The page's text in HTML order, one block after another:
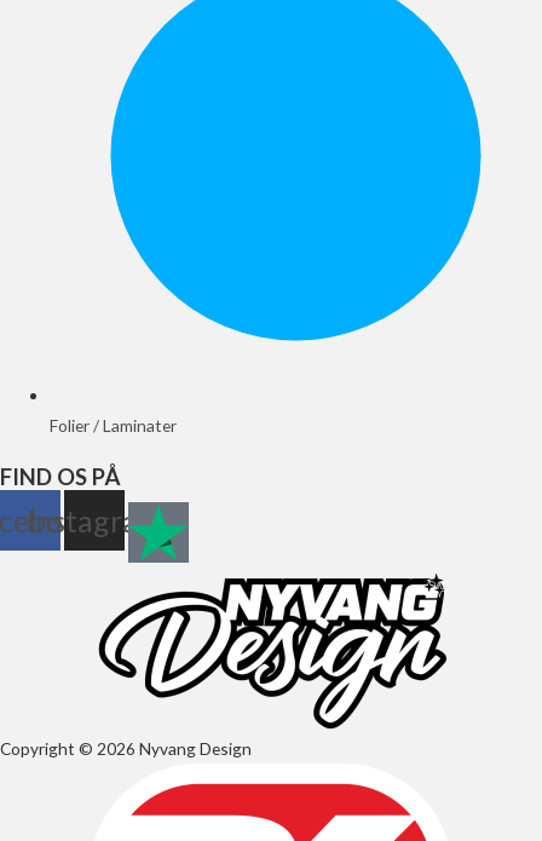
Folier / Laminater
FIND OS PÅ
Instagram
Copyright © 2026 Nyvang Design